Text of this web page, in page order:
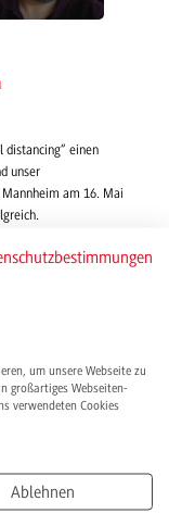
distancing“ einen
unser
am 16. Mai
um unsere Webseite zu
großartiges Webseiten-
verwendeten Cookies
Ablehnen